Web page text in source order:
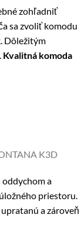
zohľadniť
sa zvoliť komodu
Dôležitým
Kvalitná komoda
a
priestoru.
a zároveň